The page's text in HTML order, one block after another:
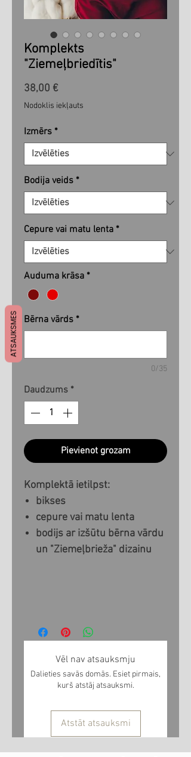
Komplekts
"Ziemeļbriedītis"
38,00 €Cena
Nodoklis iekļauts
Izmērs *
Bodija veids *
Cepure vai matu lenta *
Auduma krāsa *
Bērna vārds *
0/35
Daudzums *
Pievienot grozam
Komplektā ietilpst:
bikses
cepure vai matu lenta
bodijs ar izšūtu bērna vārdu
un "Ziemeļbrieža" dizainu
Vēl nav atsauksmju
Dalieties savās domās. Esiet pirmais,
kurš atstāj atsauksmi.
Atstāt atsauksmi
ATSAUKSMES